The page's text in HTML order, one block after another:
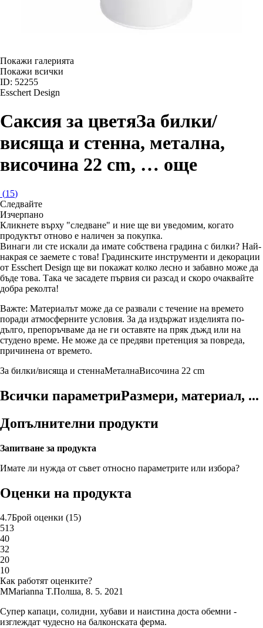
Покажи галерията
Покажи всички
ID: 52255
Esschert Design
Саксия за цветяЗа билки/
висяща и стенна, метална,
височина 22 cm, … още
(15)
Следвайте
Изчерпанo
Кликнете върху "следване" и ние ще ви уведомим, когато
продуктът отново е наличен за покупка.
Винаги ли сте искали да имате собствена градина с билки? Най-
накрая се заемете с това! Градинските инструменти и декорации
от Esschert Design ще ви покажат колко лесно и забавно може да
бъде това. Така че засадете първия си разсад и скоро очаквайте
добра реколта!
Важте: Материалът може да се развали с течение на времето
поради атмосферните условия. За да издържат изделията по-
дълго, препоръчваме да не ги оставяте на пряк дъжд или на
студено време. Не може да се предяви претенция за повреда,
причинена от времето.
За билки/висяща и стеннаМеталнаВисочина 22 cm
Всички параметриРазмери, материал, ...
Допълнителни продукти
Запитване за продукта
Имате ли нужда от съвет относно параметрите или избора?
Оценки на продукта
4.7Брой оценки (15)
513
40
32
20
10
Как работят оценките?
MMarianna T.Полша, 8. 5. 2021
Супер капаци, солидни, хубави и наистина доста обемни -
изглеждат чудесно на балконската ферма.